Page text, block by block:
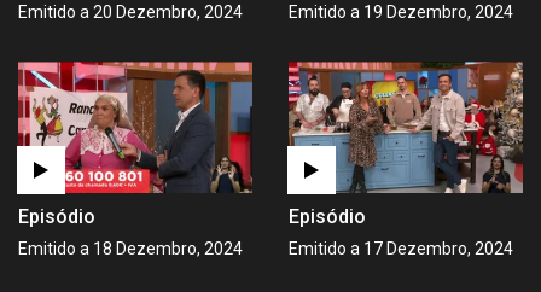
Emitido a 20 Dezembro, 2024 Emitido a 19 Dezembro, 2024
Episódio
Emitido a 18 Dezembro, 2024
Episódio
Emitido a 17 Dezembro, 2024